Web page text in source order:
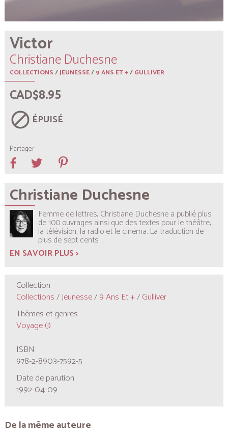
Victor
Christiane Duchesne
COLLECTIONS/JEUNESSE/9 ANS ET +/GULLIVER
CAD$8.95
block ÉPUISÉ
Partager
Christiane Duchesne
Femme de lettres, Christiane Duchesne a publié plus
de 100 ouvrages ainsi que des textes pour le théâtre,
la télévision, la radio et le cinéma. La traduction de
plus de sept cents...
EN SAVOIR PLUS >
Collection
Collections/Jeunesse/9 Ans Et +/Gulliver
Thèmes et genres
Voyage (J)
ISBN
978-2-8903-7592-5
Date de parution
1992-04-09
De la même auteure